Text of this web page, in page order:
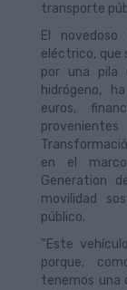
transporte
El
eléctrico, que
por una pila
hidrógeno,
euros,
en el
Generation
movilidad
público.
“Este
porque,
tenemos una